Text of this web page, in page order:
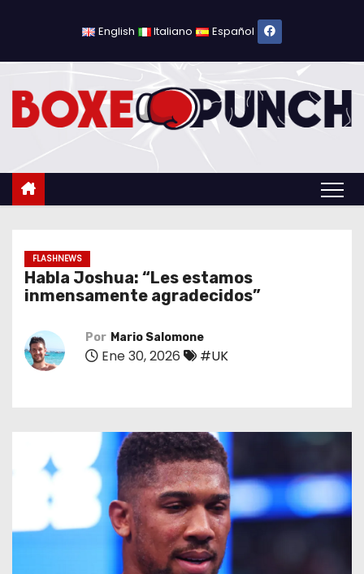
l
English Italiano Español
FLASHNEWS
Habla Joshua: “Les estamos
inmensamente agradecidos”
Por Mario Salomone
Ene 30, 2026 #UK